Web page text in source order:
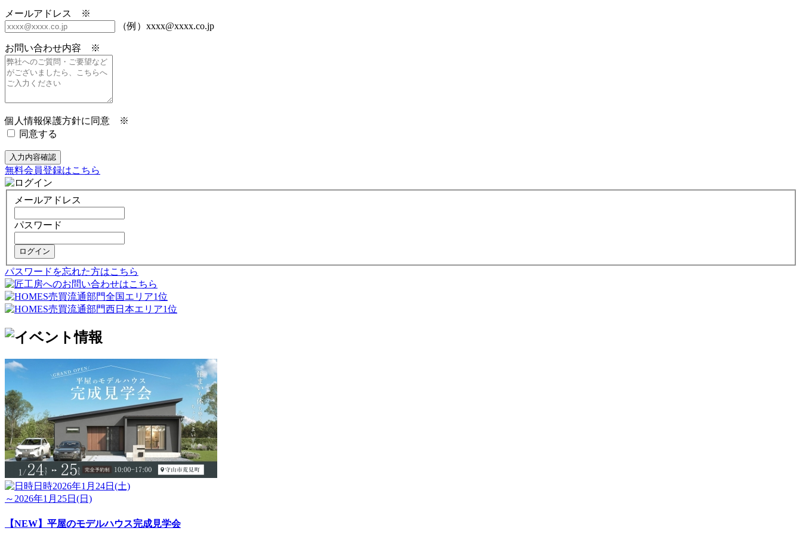
メールアドレス ※
（例）xxxx@xxxx.co.jp
お問い合わせ内容 ※
個人情報保護方針に同意 ※
同意する
入力内容確認
無料会員登録はこちら
メールアドレス
パスワード
ログイン
パスワードを忘れた方はこちら
日時2026年1月24日(土)
～2026年1月25日(日)
【NEW】平屋のモデルハウス完成見学会